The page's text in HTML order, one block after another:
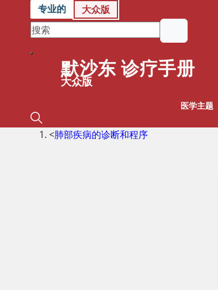
专业的 大众版
默沙东 诊疗手册
大众版
医学主题
<肺部疾病的诊断和程序